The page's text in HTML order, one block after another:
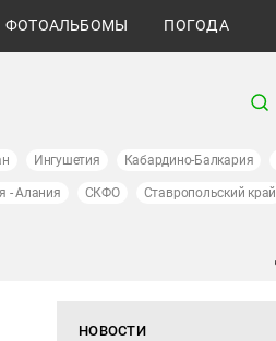
ФОТОАЛЬБОМЫ ПОГОДА
Ингушетия Кабардино-Балкария
- Алания СКФО Ставропольский край
НОВОСТИ